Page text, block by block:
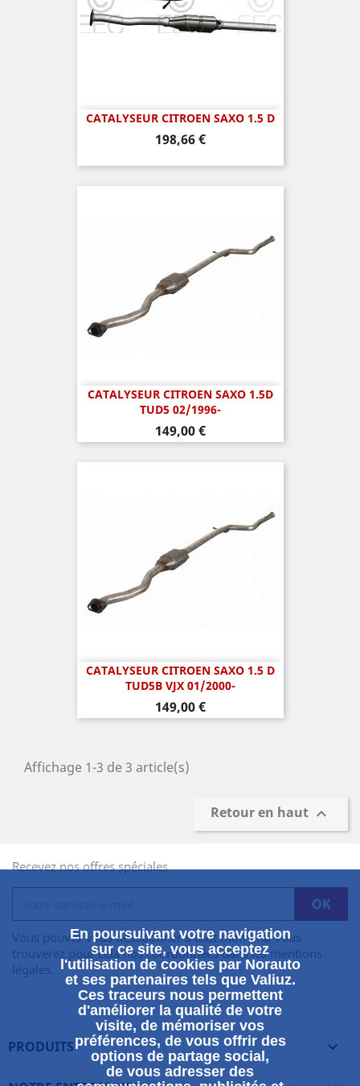
CATALYSEUR CITROEN SAXO 1.5 D
Prix
198,66 €
CATALYSEUR CITROEN SAXO 1.5D
TUD5 02/1996-
Prix
149,00 €
CATALYSEUR CITROEN SAXO 1.5 D
TUD5B VJX 01/2000-
Prix
149,00 €
Affichage 1-3 de 3 article(s)
Retour en haut 
Recevez nos offres spéciales
Vous pouvez vous désabonner à tout moment. Vous
trouverez pour cela nos coordonnées dans les mentions
légales.
PRODUITS 
En poursuivant votre navigation
sur ce site, vous acceptez
l'utilisation de cookies par Norauto
et ses partenaires tels que Valiuz.
Ces traceurs nous permettent
d'améliorer la qualité de votre
visite, de mémoriser vos
préférences, de vous offrir des
options de partage social,
de vous adresser des